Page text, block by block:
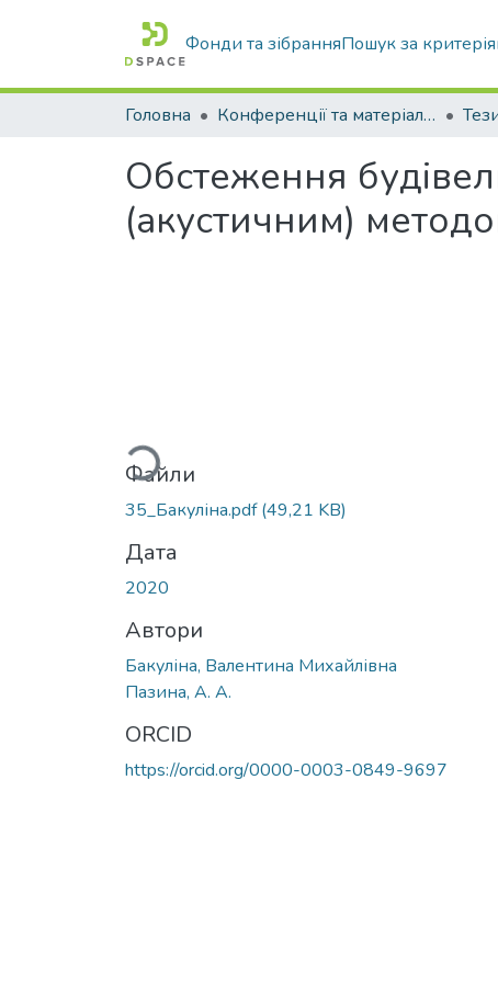
Фонди та зібранняПошук за
Головна Конференції та матеріали конференцій
Обстеження
(акустичним)
Вантажиться...
Файли
35_Бакуліна.pdf(49,21 KB)
Дата
2020
Автори
Бакуліна, Валентина Михайлівна
Пазина, А. А.
ORCID
https://orcid.org/0000-0003-0849-9697